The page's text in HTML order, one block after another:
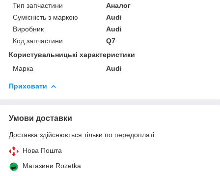
Тип запчастини
Аналог
Сумісність з маркою
Audi
Виробник
Audi
Код запчастини
Q7
Користувальницькі характеристики
Марка
Audi
Приховати
Умови доставки
Доставка здійснюється тільки по передоплаті.
Нова Пошта
Магазини Rozetka